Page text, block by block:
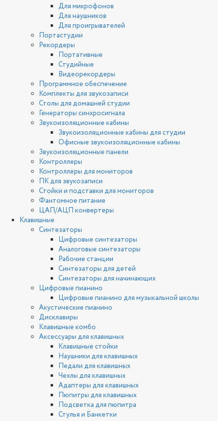
Для микрофонов
Для наушников
Для проигрывателей
Портастудии
Рекордеры
Портативные
Студийные
Видеорекордеры
Программное обеспечение
Комплекты для звукозаписи
Столы для домашней студии
Генераторы синхросигнала
Звукоизоляционные кабины
Звукоизоляционные кабины для студии
Офисные звукоизоляционные кабины
Звукоизоляционные панели
Контроллеры
Контроллеры для мониторов
ПК для звукозаписи
Стойки и подставки для мониторов
Фантомное питание
ЦАП/АЦП конвертеры
Клавишные
Синтезаторы
Цифровые синтезаторы
Аналоговые синтезаторы
Рабочие станции
Синтезаторы для детей
Синтезаторы для начинающих
Цифровые пианино
Цифровые пианино для музыкальной школы
Акустические пианино
Дисклавиры
Клавишные комбо
Аксессуары для клавишных
Клавишные стойки
Наушники для клавишных
Педали для клавишных
Чехлы для клавишных
Адаптеры для клавишных
Пюпитры для клавишных
Подсветка для пюпитра
Стулья и Банкетки